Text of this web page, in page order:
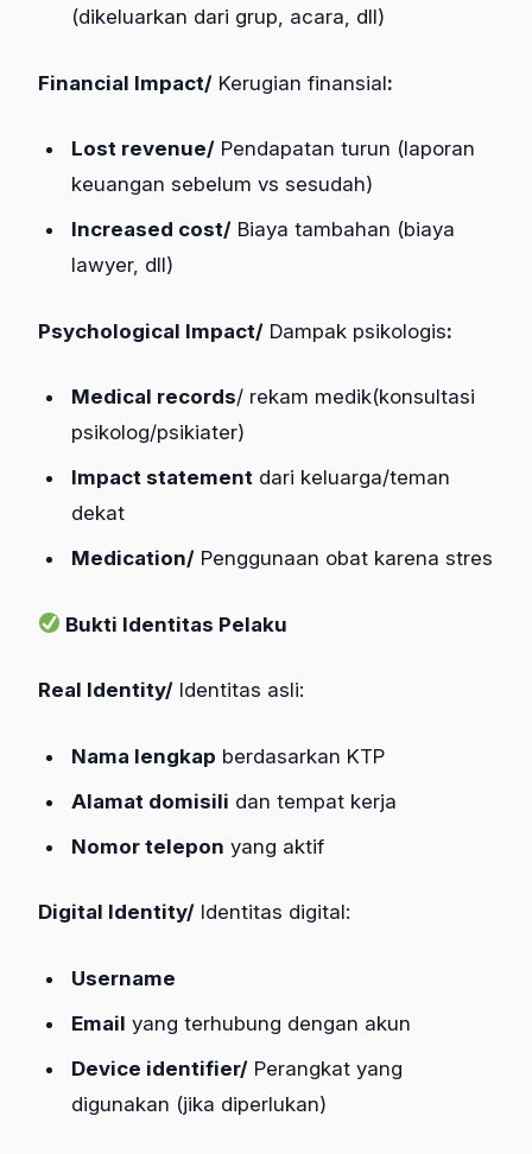
(dikeluarkan dari grup, acara, dll)
Financial Impact/ Kerugian finansial:
Lost revenue/ Pendapatan turun (laporan
keuangan sebelum vs sesudah)
Increased cost/ Biaya tambahan (biaya
lawyer, dll)
Psychological Impact/ Dampak psikologis:
Medical records/ rekam medik(konsultasi
psikolog/psikiater)
Impact statement dari keluarga/teman
dekat
Medication/ Penggunaan obat karena stres
Bukti Identitas Pelaku
Real Identity/ Identitas asli:
Nama lengkap berdasarkan KTP
Alamat domisili dan tempat kerja
Nomor telepon yang aktif
Digital Identity/ Identitas digital:
Username
Email yang terhubung dengan akun
Device identifier/ Perangkat yang
digunakan (jika diperlukan)